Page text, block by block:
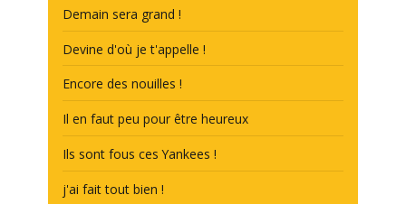
Demain sera grand !
Devine d'où je t'appelle !
Encore des nouilles !
Il en faut peu pour être heureux
Ils sont fous ces Yankees !
j'ai fait tout bien !